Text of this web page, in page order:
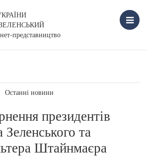
представництво
Останні новини
президентів
та
Штайнмаєра